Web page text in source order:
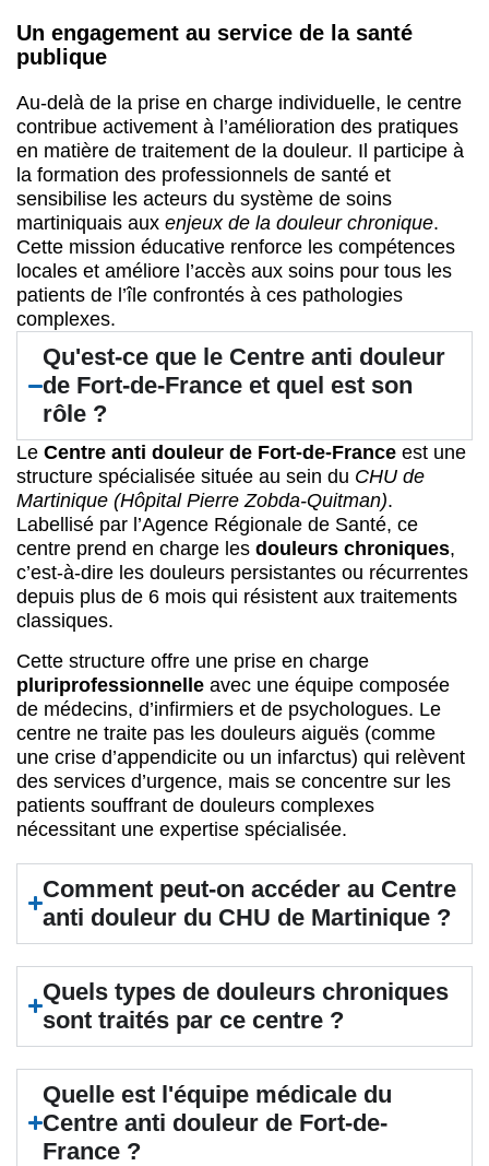
Un engagement au service de la santé
publique
Au-delà de la prise en charge individuelle, le centre
contribue activement à l’amélioration des pratiques
en matière de traitement de la douleur. Il participe à
la formation des professionnels de santé et
sensibilise les acteurs du système de soins
martiniquais aux enjeux de la douleur chronique.
Cette mission éducative renforce les compétences
locales et améliore l’accès aux soins pour tous les
patients de l’île confrontés à ces pathologies
complexes.
Qu'est-ce que le Centre anti douleur
de Fort-de-France et quel est son
rôle ?
Le Centre anti douleur de Fort-de-France est une
structure spécialisée située au sein du CHU de
Martinique (Hôpital Pierre Zobda-Quitman).
Labellisé par l’Agence Régionale de Santé, ce
centre prend en charge les douleurs chroniques,
c’est-à-dire les douleurs persistantes ou récurrentes
depuis plus de 6 mois qui résistent aux traitements
classiques.
Cette structure offre une prise en charge
pluriprofessionnelle avec une équipe composée
de médecins, d’infirmiers et de psychologues. Le
centre ne traite pas les douleurs aiguës (comme
une crise d’appendicite ou un infarctus) qui relèvent
des services d’urgence, mais se concentre sur les
patients souffrant de douleurs complexes
nécessitant une expertise spécialisée.
Comment peut-on accéder au Centre
anti douleur du CHU de Martinique ?
Quels types de douleurs chroniques
sont traités par ce centre ?
Quelle est l'équipe médicale du
Centre anti douleur de Fort-de-
France ?